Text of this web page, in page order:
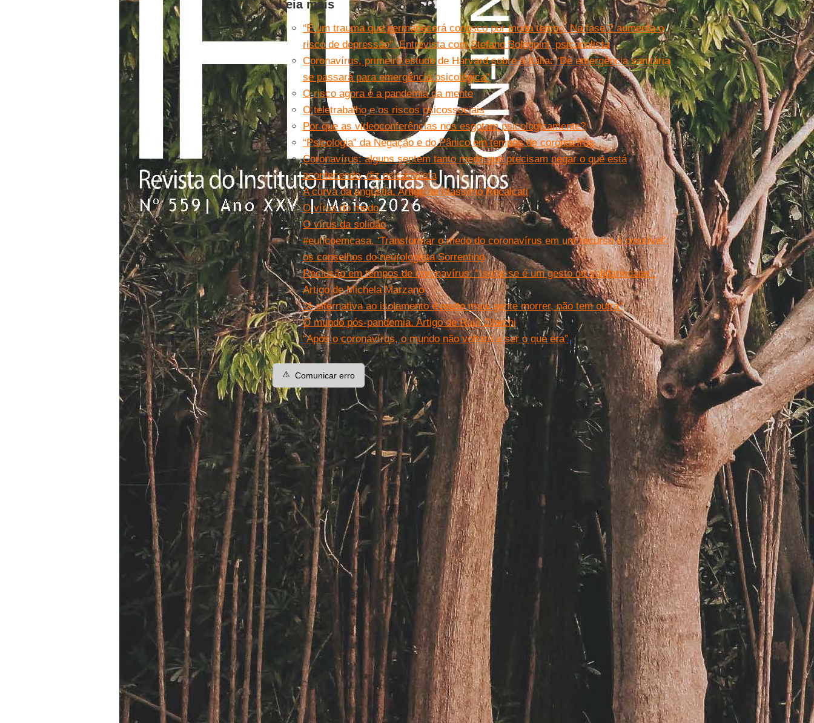
Leia mais
“É um trauma que permanecerá conosco por muito tempo. Na fase 2 aumenta o
risco de depressão”. Entrevista com Stefano Bolognini, psicanalista
Coronavírus, primeiro estudo de Harvard sobre a Itália: “De emergência sanitária
se passará para emergência psicológica”
O risco agora é a pandemia da mente
O teletrabalho e os riscos psicossociais
Por que as videoconferências nos esgotam psicologicamente?
“Psicologia” da Negação e do Pânico em tempos de coronavírus
Coronavírus: alguns sentem tanto medo que precisam negar o que está
acontecendo, diz psicanalista
A curva da angústia. Artigo de Massimo Recalcati
O vírus do medo
O vírus da solidão
#euficoemcasa. ‘Transformar o medo do coronavírus em um recurso é possível’:
os conselhos do neurologista Sorrentino
Reclusão em tempos de coronavírus: “Isolar-se é um gesto de solidariedade”.
Artigo de Michela Marzano
“A alternativa ao isolamento é muito mais gente morrer, não tem outra”
O mundo pós-pandemia. Artigo de Raúl Zibechi
“Após o coronavírus, o mundo não voltará a ser o que era”
⚠️ Comunicar erro